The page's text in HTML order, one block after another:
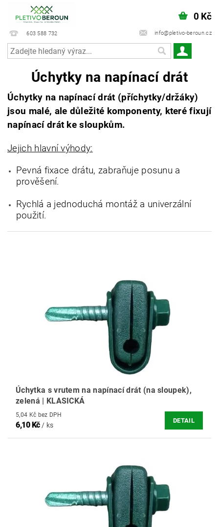
603 588 732 info@pletivo-beroun.cz
0 Kč
Úchytky na napínací drát
Úchytky na napínací drát (příchytky/držáky)
jsou malé, ale důležité komponenty, které fixují
napínací drát ke sloupkům.
Jejich hlavní výhody:
Pevná fixace drátu, zabraňuje posunu a
prověšení.
Rychlá a jednoduchá montáž a univerzální
použití.
Úchytka s vrutem na napínací drát (na sloupek),
zelená | KLASICKÁ
5,04 Kč bez DPH
6,10 Kč/ ks
DETAIL